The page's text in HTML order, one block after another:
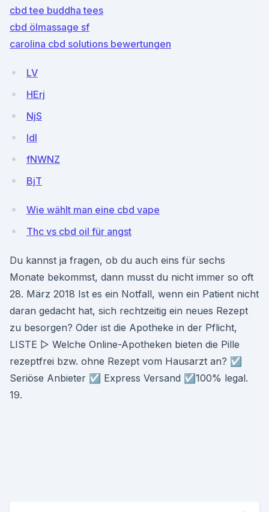
cbd tee buddha tees
cbd ölmassage sf
carolina cbd solutions bewertungen
LV
HErj
NjS
IdI
fNWNZ
BjT
Wie wählt man eine cbd vape
Thc vs cbd oil für angst
Du kannst ja fragen, ob du auch eins für sechs
Monate bekommst, dann musst du nicht immer so oft
28. März 2018 Ist es ein Notfall, wenn ein Patient nicht
daran gedacht hat, sich rechtzeitig ein neues Rezept
zu besorgen? Oder ist die Apotheke in der Pflicht,
LISTE ▷ Welche Online-Apotheken bieten die Pille
rezeptfrei bzw. ohne Rezept vom Hausarzt an? ☑️
Seriöse Anbieter ☑️ Express Versand ☑️100% legal.
19.